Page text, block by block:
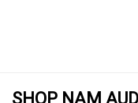
SHOP NAM